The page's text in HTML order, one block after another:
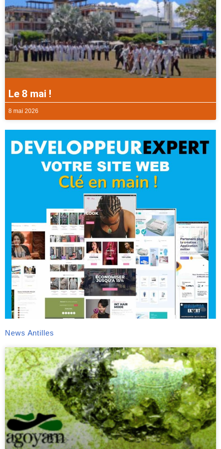
Le 8 mai !
8 mai 2026
News Antilles